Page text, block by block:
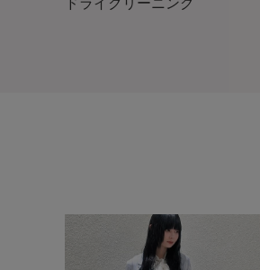
ドライクリーニング